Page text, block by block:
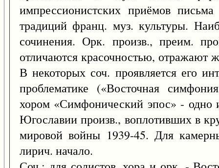
импрессионистских приёмов письма
традиций франц. муз. культуры.
сочинения. Орк. произв., преим.
отличаются красочностью, отражают
В некоторых соч. проявляется его
проблематике («Восточная
хором «Симфонический эпос» - одно
Югославии произв., воплотивших в
мировой войны 1939-45. Для
лирич. начало.